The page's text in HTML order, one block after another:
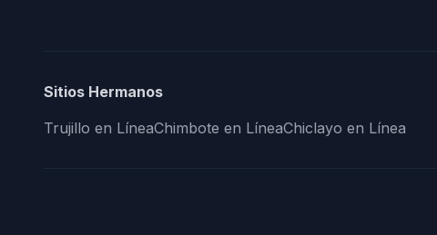
Sitios Hermanos
Trujillo en LíneaChimbote en LíneaChiclayo en Línea